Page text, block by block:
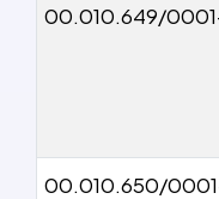
00.010.649/
00.010.650/